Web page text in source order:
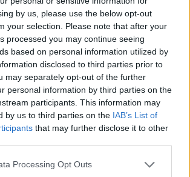
by us, please use the below opt-out
your selection. Please note that after your
processed you may continue seeing
based on personal information utilized by
disclosed to third parties prior to
may separately opt-out of the further
personal information by third parties on the
participants. This information may
by us to third parties on the IAB’s List of
that may further disclose it to other
Processing Opt Outs
80% των ανδρών σε πρόσφατη
ικανοποιημένο από τη σeξουαλική
δεκαετία της ζωής του.
ΔΙΑΦΗΜΙΣΗ